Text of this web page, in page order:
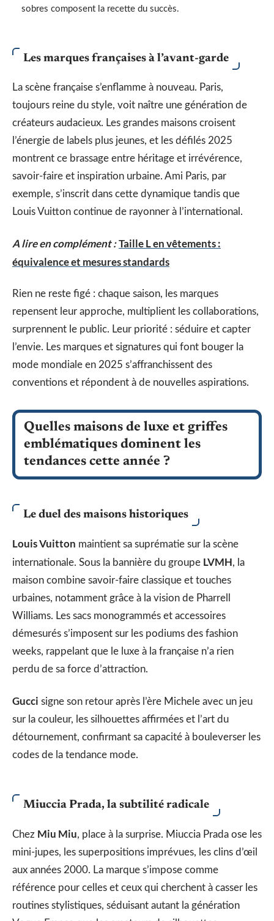
sobres composent la recette du succès.
Les marques françaises à l’avant-garde
La scène française s’enflamme à nouveau. Paris,
toujours reine du style, voit naître une génération de
créateurs audacieux. Les grandes maisons croisent
l’énergie de labels plus jeunes, et les défilés 2025
montrent ce brassage entre héritage et irrévérence,
savoir-faire et inspiration urbaine. Ami Paris, par
exemple, s’inscrit dans cette dynamique tandis que
Louis Vuitton continue de rayonner à l’international.
A lire en complément :Taille L en vêtements :
équivalence et mesures standards
Rien ne reste figé : chaque saison, les marques
repensent leur approche, multiplient les collaborations,
surprennent le public. Leur priorité : séduire et capter
l’envie. Les marques et signatures qui font bouger la
mode mondiale en 2025 s’affranchissent des
conventions et répondent à de nouvelles aspirations.
Quelles maisons de luxe et griffes
emblématiques dominent les
tendances cette année ?
Le duel des maisons historiques
Louis Vuitton maintient sa suprématie sur la scène
internationale. Sous la bannière du groupe LVMH, la
maison combine savoir-faire classique et touches
urbaines, notamment grâce à la vision de Pharrell
Williams. Les sacs monogrammés et accessoires
démesurés s’imposent sur les podiums des fashion
weeks, rappelant que le luxe à la française n’a rien
perdu de sa force d’attraction.
Gucci signe son retour après l’ère Michele avec un jeu
sur la couleur, les silhouettes affirmées et l’art du
détournement, confirmant sa capacité à bouleverser les
codes de la tendance mode.
Miuccia Prada, la subtilité radicale
Chez Miu Miu, place à la surprise. Miuccia Prada ose les
mini-jupes, les superpositions imprévues, les clins d’œil
aux années 2000. La marque s’impose comme
référence pour celles et ceux qui cherchent à casser les
routines stylistiques, séduisant autant la génération